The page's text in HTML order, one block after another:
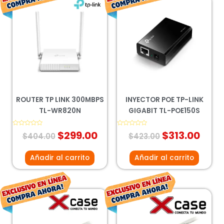
ROUTER TP LINK 300MBPS
TL-WR820N
Valorado
$404.00
precio
$404.00.
$299.00
precio
$299.00.
Añadir al carrito
INYECTOR POE TP-LINK
GIGABIT TL-POE150S
Valorado
$423.00
original
era:
$423.00.
$313.00
Añadir al carrito
El
precio
original
El
precio
El
precio
original